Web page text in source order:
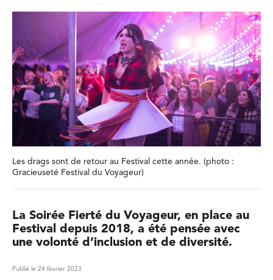
Les drags sont de retour au Festival cette année. (photo :
Gracieuseté Festival du Voyageur)
La Soirée Fierté du Voyageur, en place au
Festival depuis 2018, a été pensée avec
une volonté d’inclusion et de diversité.
Publié le 24 février 2023